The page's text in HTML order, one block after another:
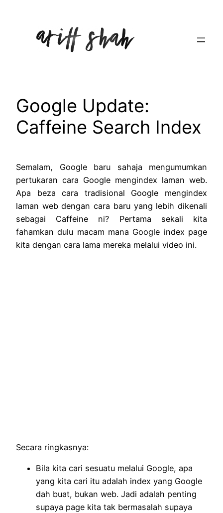
Google Update:
Caffeine Search Index
Semalam, Google baru sahaja mengumumkan
pertukaran cara Google mengindex laman web.
Apa beza cara tradisional Google mengindex
laman web dengan cara baru yang lebih dikenali
sebagai Caffeine ni? Pertama sekali kita
fahamkan dulu macam mana Google index page
kita dengan cara lama mereka melalui video ini.
Secara ringkasnya:
Bila kita cari sesuatu melalui Google, apa
yang kita cari itu adalah index yang Google
dah buat, bukan web. Jadi adalah penting
supaya page kita tak bermasalah supaya